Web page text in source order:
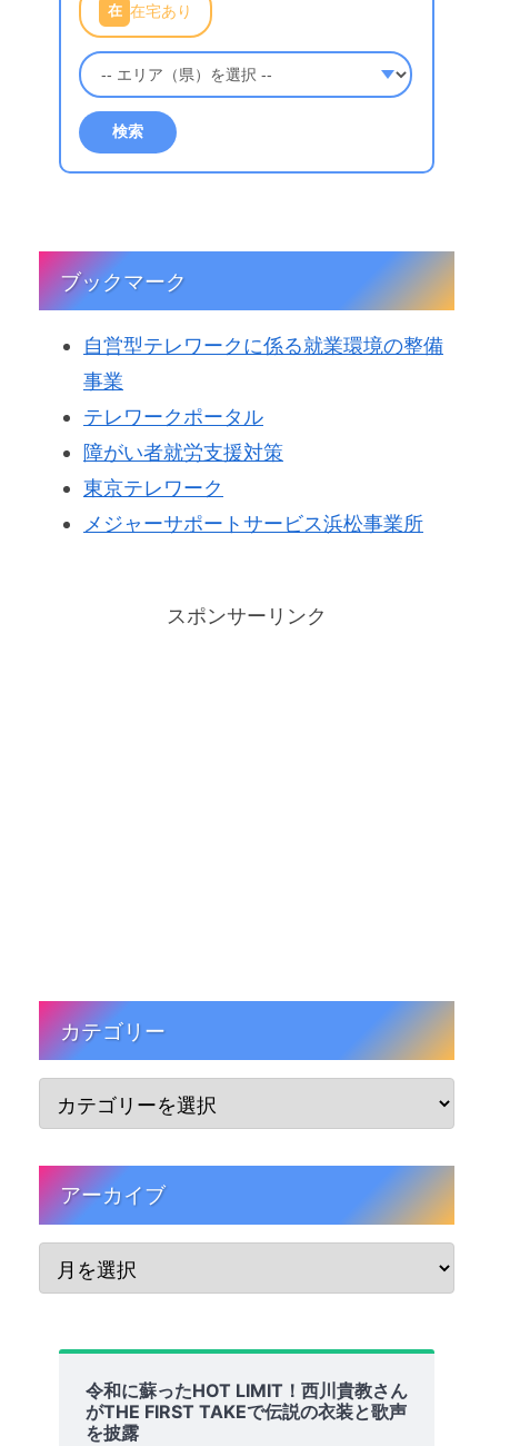
在 在宅あり
検索
ブックマーク
自営型テレワークに係る就業環境の整備
事業
テレワークポータル
障がい者就労支援対策
東京テレワーク
メジャーサポートサービス浜松事業所
スポンサーリンク
カテゴリー
アーカイブ
令和に蘇ったHOT LIMIT！西川貴教さん
がTHE FIRST TAKEで伝説の衣装と歌声
を披露